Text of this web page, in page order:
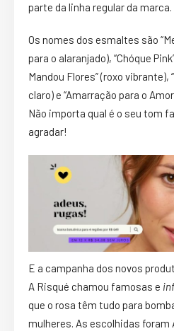
parte da linha regular da marca.
Os nomes dos esmaltes são
para o alaranjado), “Chóque
Mandou Flores” (roxo vibrante),
claro) e “Amarração para o
Não importa qual é o seu tom
agradar!
E a campanha dos novos
A Risqué chamou famosas e
que o rosa têm tudo para
mulheres. As escolhidas foram